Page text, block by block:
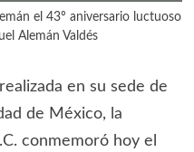
el 43º aniversario luctuoso
Alemán Valdés
en su sede de
de México, la
conmemoró hoy el